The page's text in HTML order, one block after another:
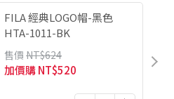
FILA 經典LOGO帽-黑色
HTA-1011-BK
售價 NT$624
加價購NT$520